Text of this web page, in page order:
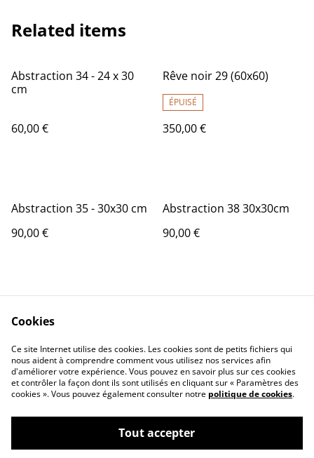
Related items
Abstraction 34 - 24 x 30
cm
60,00 €
Rêve noir 29 (60x60)
ÉPUISÉ
350,00 €
Abstraction 35 - 30x30 cm
90,00 €
Abstraction 38 30x30cm
90,00 €
Contactez-nous
Conditions
Politique de
confidentialité
Politique de cookies
©2026Pascale Picot - Artiste Plasticienne
Cookies
Ce site Internet utilise des cookies. Les cookies sont de petits fichiers qui
nous aident à comprendre comment vous utilisez nos services afin
d'améliorer votre expérience. Vous pouvez en savoir plus sur ces cookies
et contrôler la façon dont ils sont utilisés en cliquant sur « Paramètres des
cookies ». Vous pouvez également consulter notre politique de cookies.
Tout accepter